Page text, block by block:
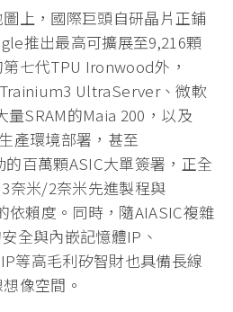
上，國際巨頭自研晶片正鋪
推出最高可擴展至9,216顆
七代TPU Ironwood外，
UltraServer、微軟
SRAM的Maia 200，以及
產環境部署，甚至
百萬顆ASIC大單簽署，正全
奈米/2奈米先進製程與
依賴度。同時，隨AIASIC複雜
全與內嵌記憶體IP、
等高毛利矽智財也具備長線
像空間。